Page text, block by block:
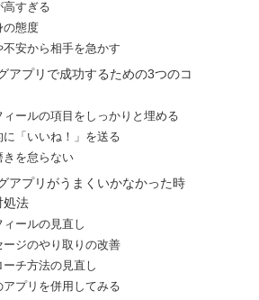
高すぎる
の態度
不安から相手を急かす
アプリで成功するための3つのコ
ィールの項目をしっかりと埋める
に「いいね！」を送る
きを怠らない
アプリがうまくいかなかった時
処法
ィールの見直し
ージのやり取りの改善
ーチ方法の見直し
アプリを併用してみる